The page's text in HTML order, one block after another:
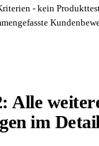
- kein
Alle
im